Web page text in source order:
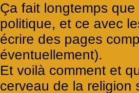
Ça fait longtemps
politique, et ce avec
écrire des pages
éventuellement).
Et voilà comment et
cerveau de la religion